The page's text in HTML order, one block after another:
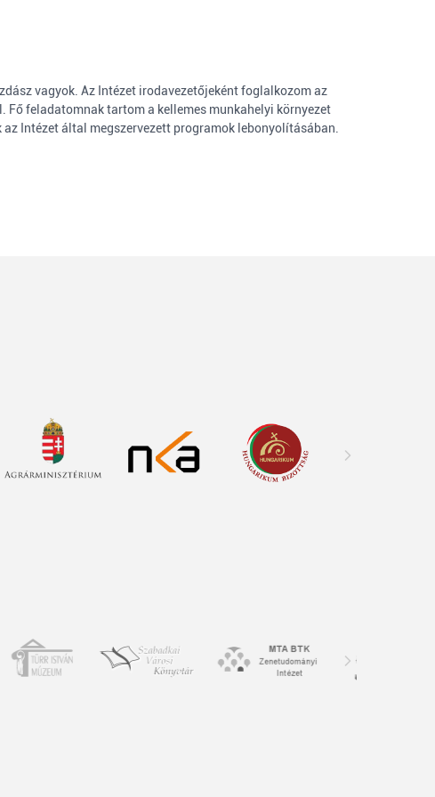
vagyok. Az Intézet irodavezetőjeként foglalkozom az
feladatomnak tartom a kellemes munkahelyi környezet
Intézet által megszervezett programok lebonyolításában.